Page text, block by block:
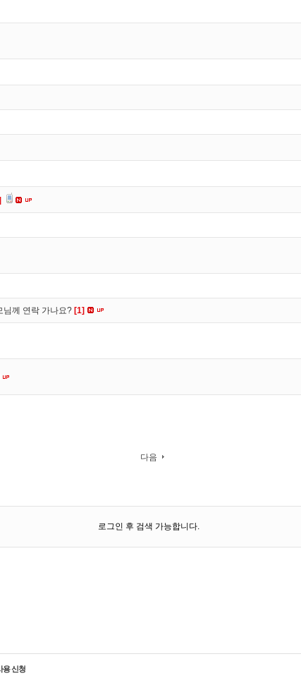
님께 연락 가나요? [1]
다음
로그인 후 검색 가능합니다.
용 신청